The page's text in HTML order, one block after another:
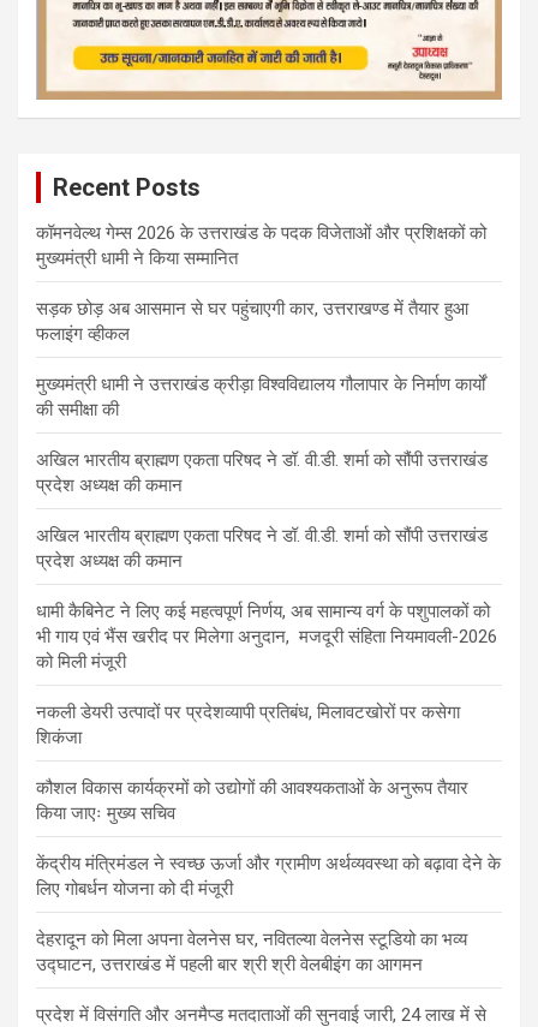
Recent Posts
कॉमनवेल्थ गेम्स 2026 के उत्तराखंड के पदक विजेताओं और प्रशिक्षकों को
मुख्यमंत्री धामी ने किया सम्मानित
सड़क छोड़ अब आसमान से घर पहुंचाएगी कार, उत्तराखण्ड में तैयार हुआ
फलाइंग व्हीकल
मुख्यमंत्री धामी ने उत्तराखंड क्रीड़ा विश्वविद्यालय गौलापार के निर्माण कार्यों
की समीक्षा की
अखिल भारतीय ब्राह्मण एकता परिषद ने डॉ. वी.डी. शर्मा को सौंपी उत्तराखंड
प्रदेश अध्यक्ष की कमान
अखिल भारतीय ब्राह्मण एकता परिषद ने डॉ. वी.डी. शर्मा को सौंपी उत्तराखंड
प्रदेश अध्यक्ष की कमान
धामी कैबिनेट ने लिए कई महत्वपूर्ण निर्णय, अब सामान्य वर्ग के पशुपालकों को
भी गाय एवं भैंस खरीद पर मिलेगा अनुदान, मजदूरी संहिता नियमावली-2026
को मिली मंजूरी
नकली डेयरी उत्पादों पर प्रदेशव्यापी प्रतिबंध, मिलावटखोरों पर कसेगा
शिकंजा
कौशल विकास कार्यक्रमों को उद्योगों की आवश्यकताओं के अनुरूप तैयार
किया जाएः मुख्य सचिव
केंद्रीय मंत्रिमंडल ने स्वच्छ ऊर्जा और ग्रामीण अर्थव्यवस्था को बढ़ावा देने के
लिए गोबर्धन योजना को दी मंजूरी
देहरादून को मिला अपना वेलनेस घर, नवितल्या वेलनेस स्टूडियो का भव्य
उद्घाटन, उत्तराखंड में पहली बार श्री श्री वेलबीइंग का आगमन
प्रदेश में विसंगति और अनमैप्ड मतदाताओं की सुनवाई जारी, 24 लाख में से